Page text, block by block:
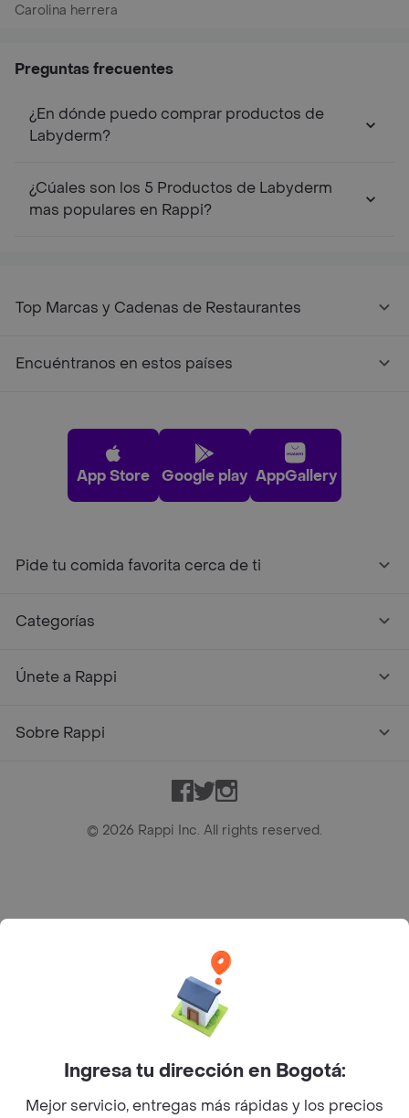
Carolina herrera
Preguntas frecuentes
¿En dónde puedo comprar productos de
Labyderm?
¿Cúales son los 5 Productos de Labyderm
mas populares en Rappi?
Top Marcas y Cadenas de Restaurantes
Encuéntranos en estos países
App Store Google play AppGallery
Pide tu comida favorita cerca de ti
Categorías
Únete a Rappi
Sobre Rappi
Facebook
TwitterInstagram
© 2026 Rappi Inc. All rights reserved.
Bogotá D.C. --- notificacionesrappi@rappi.com
Ingresa tu dirección en Bogotá:
Mejor servicio, entregas más rápidas y los precios